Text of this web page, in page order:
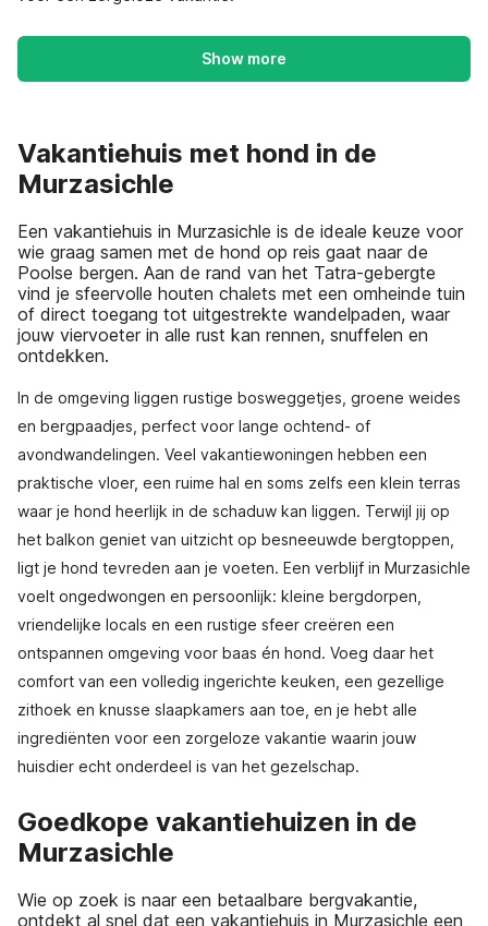
Show more
Vakantiehuis met hond in de
Murzasichle
Een vakantiehuis in Murzasichle is de ideale keuze voor
wie graag samen met de hond op reis gaat naar de
Poolse bergen. Aan de rand van het Tatra-gebergte
vind je sfeervolle houten chalets met een omheinde tuin
of direct toegang tot uitgestrekte wandelpaden, waar
jouw viervoeter in alle rust kan rennen, snuffelen en
ontdekken.
In de omgeving liggen rustige bosweggetjes, groene weides
en bergpaadjes, perfect voor lange ochtend- of
avondwandelingen. Veel vakantiewoningen hebben een
praktische vloer, een ruime hal en soms zelfs een klein terras
waar je hond heerlijk in de schaduw kan liggen. Terwijl jij op
het balkon geniet van uitzicht op besneeuwde bergtoppen,
ligt je hond tevreden aan je voeten. Een verblijf in Murzasichle
voelt ongedwongen en persoonlijk: kleine bergdorpen,
vriendelijke locals en een rustige sfeer creëren een
ontspannen omgeving voor baas én hond. Voeg daar het
comfort van een volledig ingerichte keuken, een gezellige
zithoek en knusse slaapkamers aan toe, en je hebt alle
ingrediënten voor een zorgeloze vakantie waarin jouw
huisdier echt onderdeel is van het gezelschap.
Goedkope vakantiehuizen in de
Murzasichle
Wie op zoek is naar een betaalbare bergvakantie,
ontdekt al snel dat een vakantiehuis in Murzasichle een